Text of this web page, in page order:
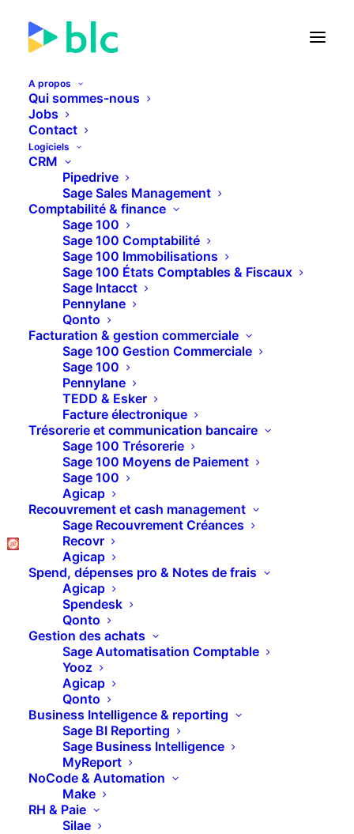
A propos
Qui sommes-nous
Jobs
Contact
Logiciels
CRM
Pipedrive
Sage Sales Management
Comptabilité & finance
Sage 100
Sage 100 Comptabilité
Sage 100 Immobilisations
Sage 100 États Comptables & Fiscaux
Sage Intacct
Pennylane
Qonto
Facturation & gestion commerciale
Sage 100 Gestion Commerciale
Sage 100
Pennylane
TEDD & Esker
Facture électronique
Trésorerie et communication bancaire
Sage 100 Trésorerie
Sage 100 Moyens de Paiement
Sage 100
Agicap
Recouvrement et cash management
Sage Recouvrement Créances
Recovr
Agicap
Spend, dépenses pro & Notes de frais
Agicap
Spendesk
Qonto
Gestion des achats
Sage Automatisation Comptable
Yooz
Agicap
Qonto
Business Intelligence & reporting
Sage BI Reporting
Sage Business Intelligence
MyReport
NoCode & Automation
Make
RH & Paie
Silae
🚀 Lancement de la Facture
23JOURS17HEURES15
PLUS D'INFOS
DafTech
L'événement de référence dédié
aux directions financières
MARDI 22 SEPTEMBRE 2026
de 9h à 20h
CENTQUATRE-PARIS (Le 104) - 5 rue
Curial, 75019 Paris